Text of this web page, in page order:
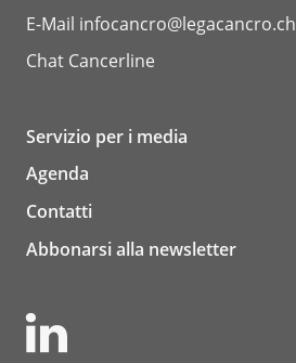
E-Mail infocancro@legacancro.ch
Chat Cancerline
Servizio per i media
Agenda
Contatti
Abbonarsi alla newsletter